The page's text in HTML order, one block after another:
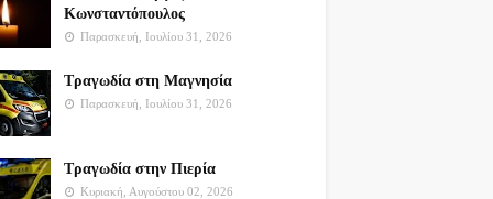
Κωνσταντόπουλος
Παρασκευή, Ιουλίου 31, 2026
Τραγωδία στη Μαγνησία
Παρασκευή, Ιουλίου 31, 2026
Τραγωδία στην Πιερία
Κυριακή, Αυγούστου 02, 2026